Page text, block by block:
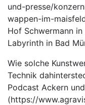
und-presse/
wappen-im-
Hof Schwermann in
Labyrinth in Bad
Wie solche
Technik
Podcast Ackern
(https://